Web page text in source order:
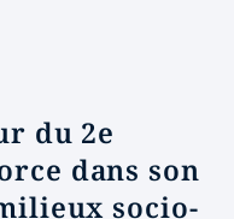
du 2e
dans son
socio-